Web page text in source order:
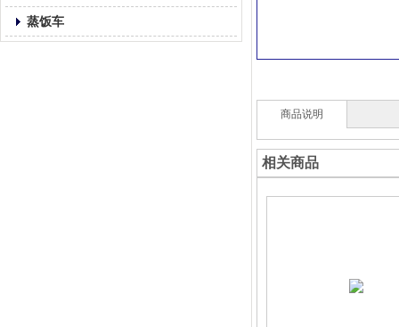
蒸饭车
商品说明
相关商品